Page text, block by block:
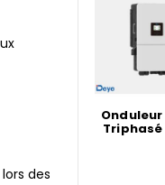
des
Onduleur
Triphasé